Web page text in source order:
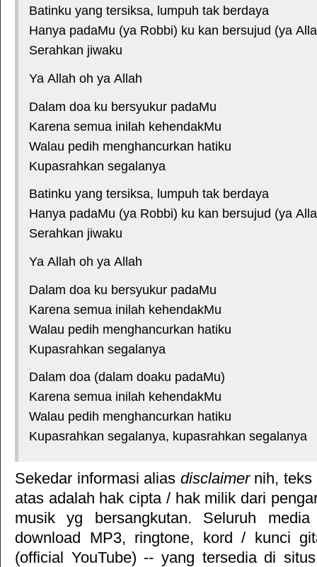
Batinku yang tersiksa, lumpuh tak berdaya
Hanya padaMu (ya Robbi) ku kan bersujud (ya
Serahkan jiwaku
Ya Allah oh ya Allah
Dalam doa ku bersyukur padaMu
Karena semua inilah kehendakMu
Walau pedih menghancurkan hatiku
Kupasrahkan segalanya
Batinku yang tersiksa, lumpuh tak berdaya
Hanya padaMu (ya Robbi) ku kan bersujud (ya
Serahkan jiwaku
Ya Allah oh ya Allah
Dalam doa ku bersyukur padaMu
Karena semua inilah kehendakMu
Walau pedih menghancurkan hatiku
Kupasrahkan segalanya
Dalam doa (dalam doaku padaMu)
Karena semua inilah kehendakMu
Walau pedih menghancurkan hatiku
Kupasrahkan segalanya, kupasrahkan segalanya
Sekedar informasi alias disclaimernih, teks
atas adalah hak cipta / hak milik dari
musik yg bersangkutan. Seluruh
download MP3, ringtone, kord / kunci
(official YouTube) -- yang tersedia di